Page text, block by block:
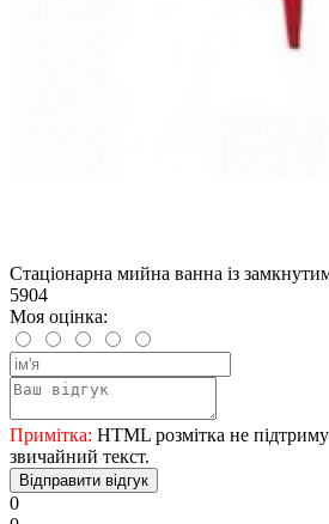
Стаціонарна мийна ванна із
5904
Моя оцінка:
Примітка: HTML розмітка не
звичайний текст.
Відправити відгук
0